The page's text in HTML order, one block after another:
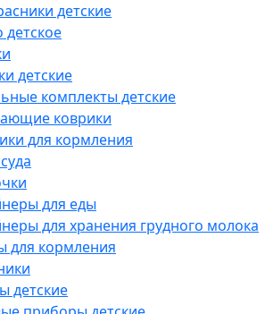
детские
детское
детские
комплекты детские
коврики
для кормления
для еды
для хранения грудного молока
для кормления
детские